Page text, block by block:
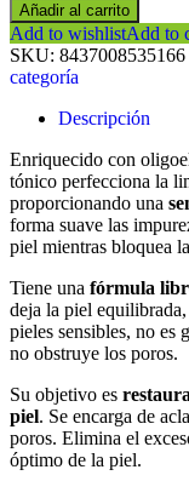
DE
ALOE
VERA
Y
PEPINO
cantidad
Añadir al carrito
Add to wishlistAdd to
SKU: 8437008535166
categoría
Descripción
Enriquecido con
tónico perfecciona la
proporcionando una
forma suave las
piel mientras bloquea
Tiene una fórmula
deja la piel
pieles sensibles, no es
no obstruye los poros.
Su objetivo es
piel. Se encarga de
poros. Elimina el
óptimo de la piel.